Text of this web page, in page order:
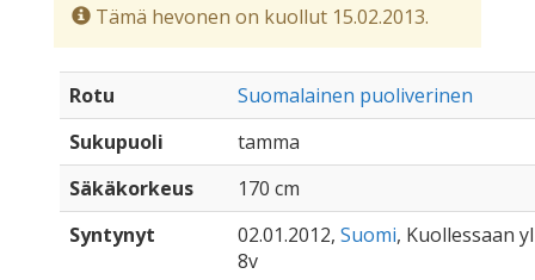
Tämä hevonen on kuollut 15.02.2013.
Rotu
Suomalainen puoliverinen
Sukupuoli
tamma
Säkäkorkeus
170 cm
Syntynyt
02.01.2012, Suomi, Kuollessaan
8v